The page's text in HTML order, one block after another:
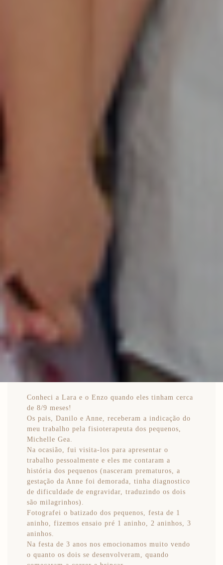
Conheci a Lara e o Enzo quando eles tinham cerca
de 8/9 meses!
Os pais, Danilo e Anne, receberam a indicação do
meu trabalho pela fisioterapeuta dos pequenos,
Michelle Gea.
Na ocasião, fui visita-los para apresentar o
trabalho pessoalmente e eles me contaram a
história dos pequenos (nasceram prematuros, a
gestação da Anne foi demorada, tinha diagnostico
de dificuldade de engravidar, traduzindo os dois
são milagrinhos).
Fotografei o batizado dos pequenos, festa de 1
aninho, fizemos ensaio pré 1 aninho, 2 aninhos, 3
aninhos.
Na festa de 3 anos nos emocionamos muito vendo
o quanto os dois se desenvolveram, quando